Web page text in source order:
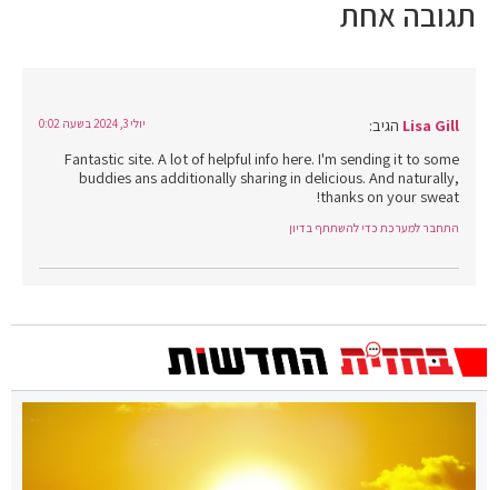
תגובה אחת
Lisa Gill הגיב: יולי 3, 2024 בשעה 0:02
Fantastic site. A lot of helpful info here. I'm sending it to some
buddies ans additionally sharing in delicious. And naturally,
thanks on your sweat!
התחבר למערכת כדי להשתתף בדיון